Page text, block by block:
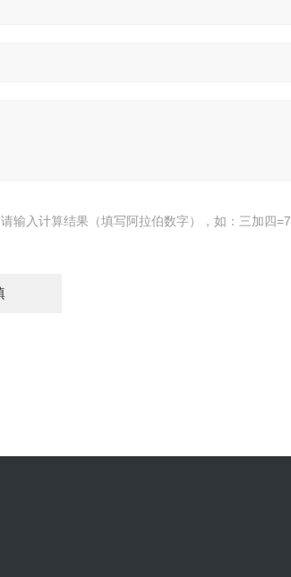
请输入计算结果（填写阿拉伯数字），如：三加四=7